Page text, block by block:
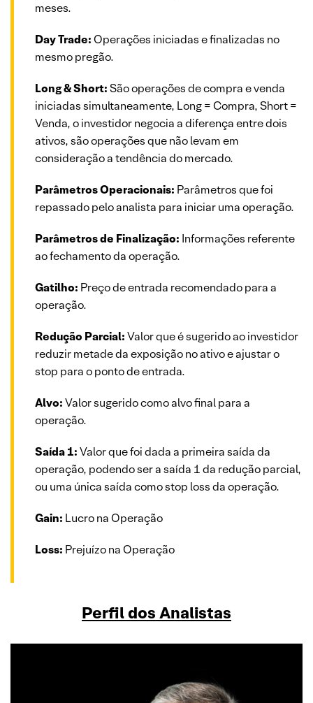
meses.
Day Trade:Operações iniciadas e finalizadas no
mesmo pregão.
Long & Short:São operações de compra e venda
iniciadas simultaneamente, Long = Compra, Short =
Venda, o investidor negocia a diferença entre dois
ativos, são operações que não levam em
consideração a tendência do mercado.
Parâmetros Operacionais: Parâmetros que foi
repassado pelo analista para iniciar uma operação.
Parâmetros de Finalização: Informações referente
ao fechamento da operação.
Gatilho: Preço de entrada recomendado para a
operação.
Redução Parcial:Valor que é sugerido ao investidor
reduzir metade da exposição no ativo e ajustar o
stop para o ponto de entrada.
Alvo:Valor sugerido como alvo final para a
operação.
Saída 1:Valor que foi dada a primeira saída da
operação, podendo ser a saída 1 da redução parcial,
ou uma única saída como stop loss da operação.
Gain: Lucro na Operação
Loss: Prejuízo na Operação
Perfil dos Analistas